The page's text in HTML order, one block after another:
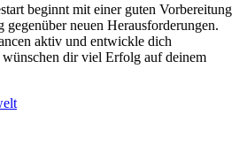
beginnt mit einer guten Vorbereitung
neuen Herausforderungen.
aktiv und entwickle dich
dir viel Erfolg auf deinem